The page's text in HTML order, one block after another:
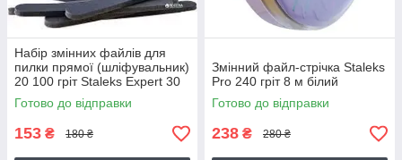
Набір змінних файлів для
пилки прямої (шліфувальник)
20 100 гріт Staleks Expert 30
шт білі
Готово до відправки
153 ₴ 180 ₴
Змінний файл-стрічка Staleks
Pro 240 гріт 8 м білий
Готово до відправки
238 ₴ 280 ₴